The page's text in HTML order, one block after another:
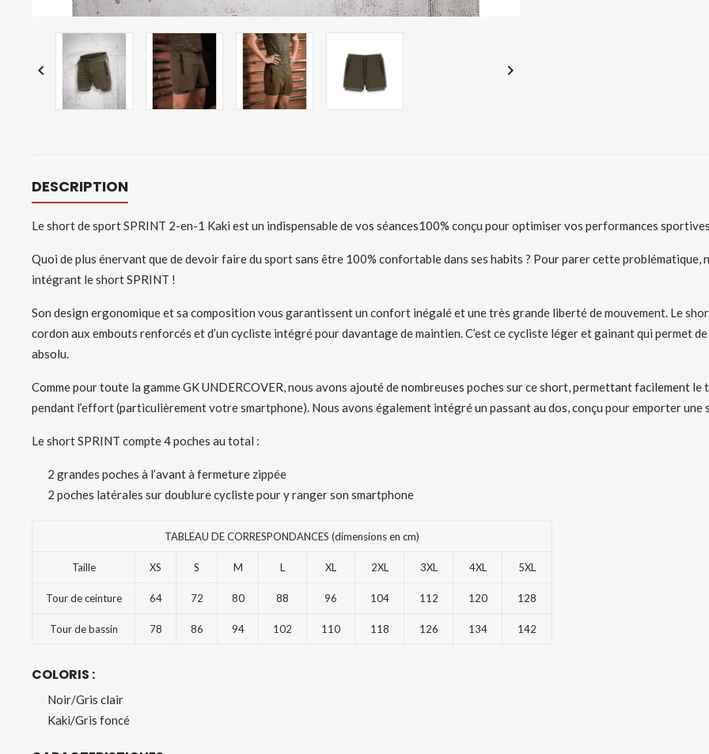
 
DESCRIPTION
Le short de sport SPRINT 2-en-1 Kaki est un indispensable de vos séances100% conçu pour optimiser vos performances
Quoi de plus énervant que de devoir faire du sport sans être 100% confortable dans ses habits ? Pour parer cette problématique,
intégrant le short SPRINT !
Son design ergonomique et sa composition vous garantissent un confort inégalé et une très grande liberté de mouvement. Le
cordon aux embouts renforcés et d’un cycliste intégré pour davantage de maintien. C’est ce cycliste léger et gainant qui permet
absolu.
Comme pour toute la gamme GK UNDERCOVER, nous avons ajouté de nombreuses poches sur ce short, permettant facilement
pendant l’effort (particulièrement votre smartphone). Nous avons également intégré un passant au dos, conçu pour emporter
Le short SPRINT compte 4 poches au total :
2 grandes poches à l’avant à fermeture zippée
2 poches latérales sur doublure cycliste pour y ranger son smartphone
TABLEAU DE CORRESPONDANCES (dimensions en cm)
Taille XS S M L XL 2XL 3XL 4XL 5XL
Tour de ceinture 64 72 80 88 96 104 112 120 128
Tour de bassin 78 86 94 102 110 118 126 134 142
COLORIS :
Noir/Gris clair
Kaki/Gris foncé